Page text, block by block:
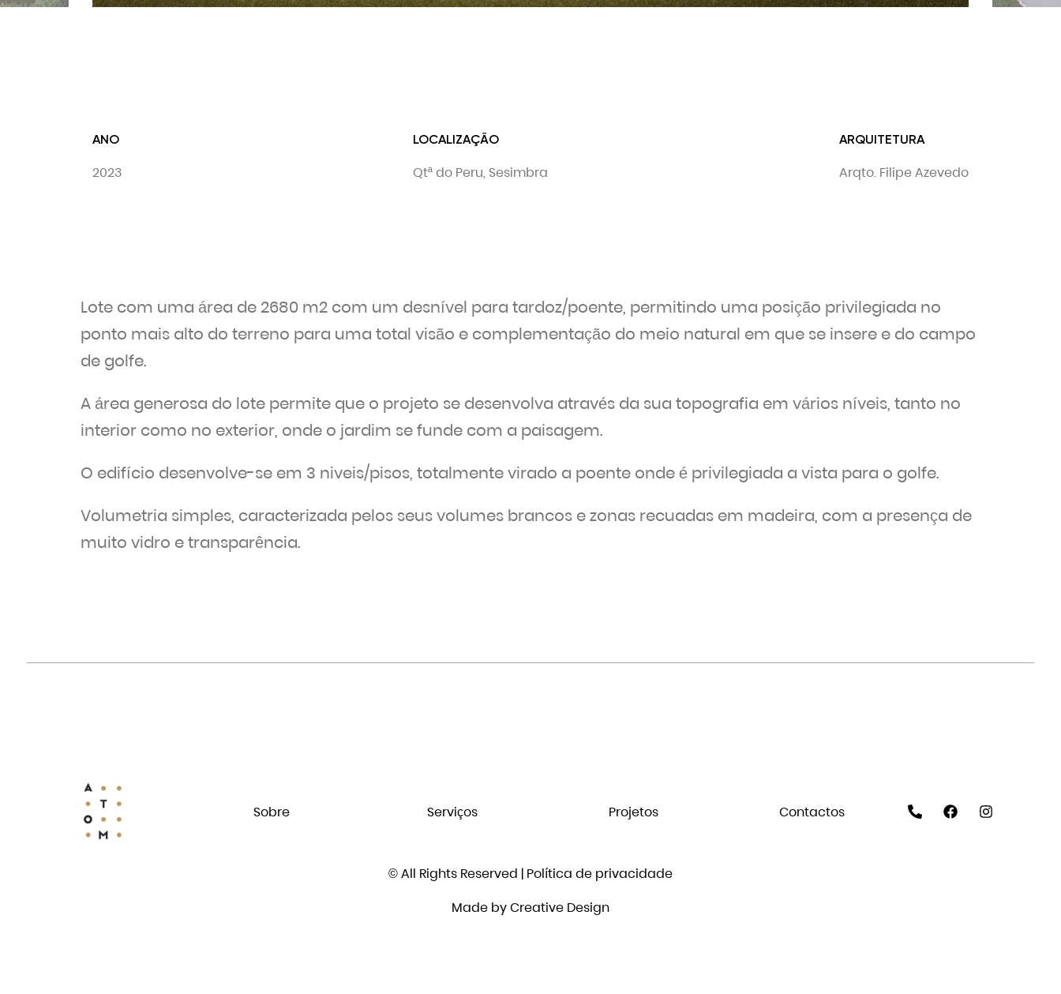
ANO
2023
LOCALIZAÇÃO
Qtª do Peru, Sesimbra
ARQUITETURA
Arqto. Filipe Azevedo
Lote com uma área de 2680 m2 com um desnível para tardoz/poente, permitindo uma posição privilegiada no
ponto mais alto do terreno para uma total visão e complementação do meio natural em que se insere e do campo
de golfe.
A área generosa do lote permite que o projeto se desenvolva através da sua topografia em vários níveis, tanto no
interior como no exterior, onde o jardim se funde com a paisagem.
O edifício desenvolve-se em 3 niveis/pisos, totalmente virado a poente onde é privilegiada a vista para o golfe.
Volumetria simples, caracterizada pelos seus volumes brancos e zonas recuadas em madeira, com a presença de
muito vidro e transparência.
Sobre Serviços Projetos Contactos
© All Rights Reserved | Política de privacidade
Made byCreative Design